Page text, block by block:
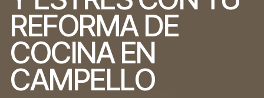
REFORMA DE
COCINA EN
CAMPELLO